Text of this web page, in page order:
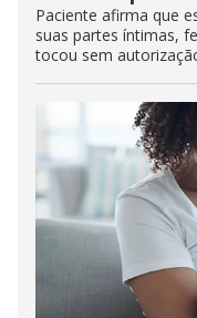
Paciente afirma que
suas partes íntimas,
tocou sem